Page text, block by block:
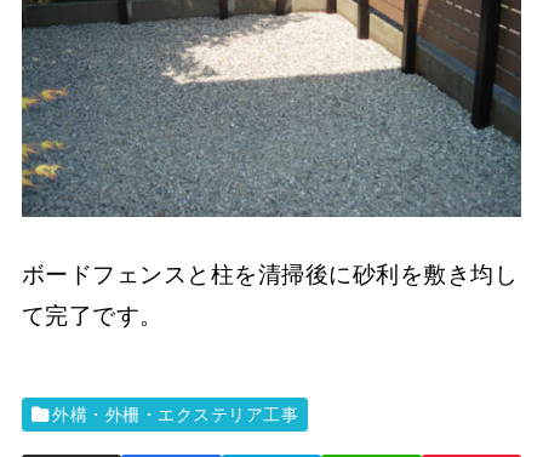
ボードフェンスと柱を清掃後に砂利を敷き均し
て完了です。
外構・外柵・エクステリア工事